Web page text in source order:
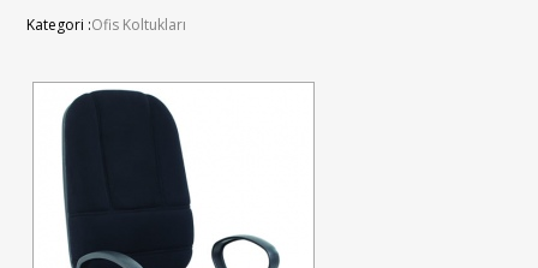
Kategori :Ofis Koltukları